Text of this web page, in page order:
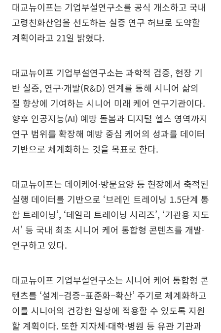
대교뉴이프는 기업부설연구소를 공식 개소하고 국내
고령친화산업을 선도하는 실증 연구 허브로 도약할
계획이라고 21일 밝혔다.
대교뉴이프 기업부설연구소는 과학적 검증, 현장 기
반 실증, 연구·개발(R&D) 연계를 통해 시니어 삶의
질 향상에 기여하는 시니어 미래 케어 연구기관이다.
향후 인공지능(AI) 예방 돌봄과 디지털 헬스 영역까지
연구 범위를 확장해 예방 중심 케어의 성과를 데이터
기반으로 체계화하는 것을 목표로 한다.
대교뉴이프는 데이케어∙방문요양 등 현장에서 축적된
실행 데이터를 기반으로 ‘브레인 트레이닝 1.5단계 통
합 트레이닝’, ‘데일리 트레이닝 시리즈’, ‘기관용 지도
서’ 등 국내 최초 시니어 케어 통합형 콘텐츠를 개발∙
연구하고 있다.
대교뉴이프 기업부설연구소는 시니어 케어 통합형 콘
텐츠를 ‘설계−검증−표준화−확산’ 주기로 체계화하고
이를 시니어의 건강한 일상에 적용할 수 있도록 지원
할 계획이다. 또한 지자체·대학·병원 등 유관 기관과